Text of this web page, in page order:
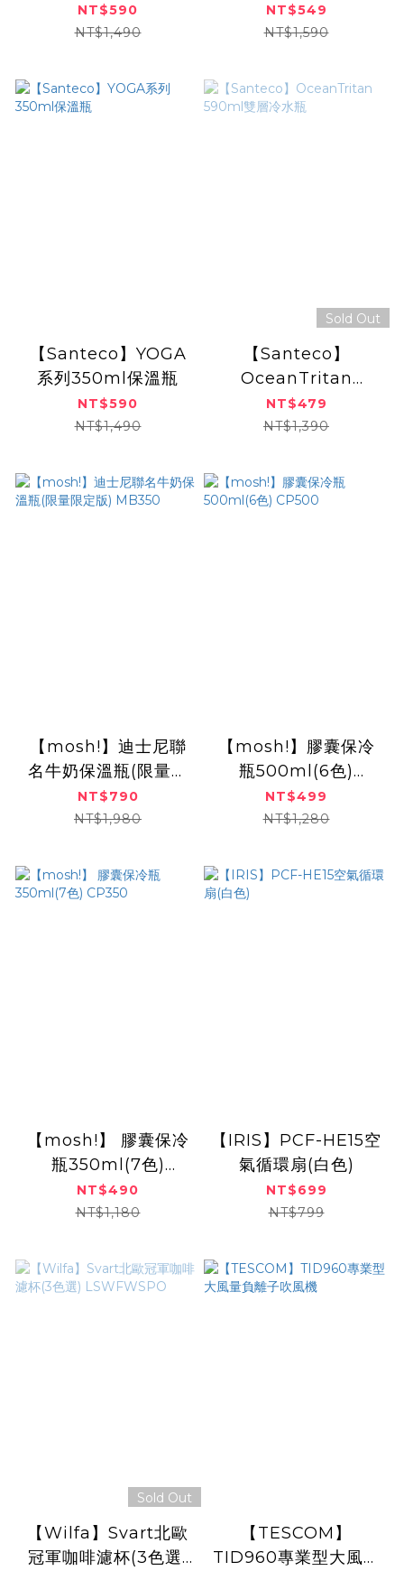
NT$590
NT$1,490
NT$549
NT$1,590
【Santeco】YOGA
系列350ml保溫瓶
NT$590
NT$1,490
Sold Out
【Santeco】
OceanTritan
590ml雙層冷水瓶
NT$479
NT$1,390
【mosh!】迪士尼聯
名牛奶保溫瓶(限量限
定版) MB350
NT$790
NT$1,980
【mosh!】膠囊保冷
瓶500ml(6色)
CP500
NT$499
NT$1,280
【mosh!】 膠囊保冷
瓶350ml(7色)
CP350
NT$490
NT$1,180
【IRIS】PCF-HE15空
氣循環扇(白色)
NT$699
NT$799
Sold Out
【Wilfa】Svart北歐
冠軍咖啡濾杯(3色選)
【TESCOM】
TID960專業型大風量